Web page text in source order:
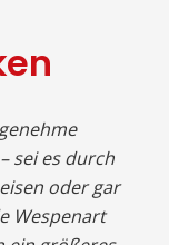
sei es durch
oder gar
Wespenart